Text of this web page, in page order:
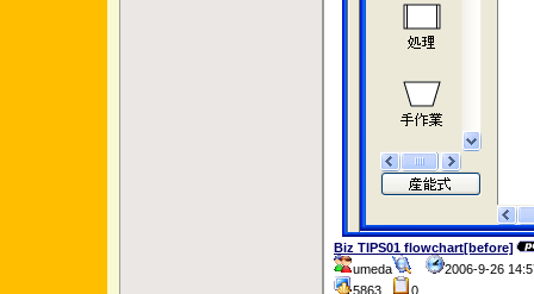
Biz TIPS01 flowchart[before]
umeda
2006-9-26
5863
0